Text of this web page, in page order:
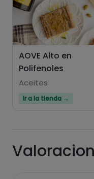
AOVE Alto en
Polifenoles
Aceites
Ir a la tienda →